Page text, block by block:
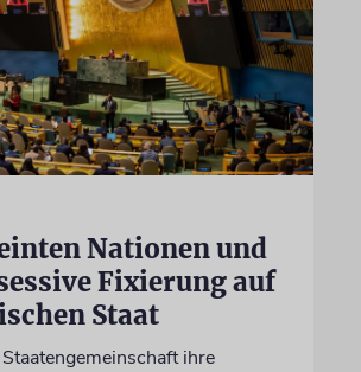
Nationen und
Fixierung auf
Staat
ihre